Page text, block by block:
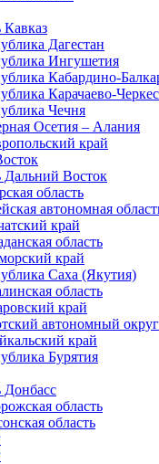
Кавказ
Дагестан
Ингушетия
Кабардино-
Карачаево-
Чечня
Осетия – Алания
край
Дальний Восток
область
автономная
край
область
край
Саха (Якутия)
область
край
автономный округ
край
Бурятия
Донбасс
область
область